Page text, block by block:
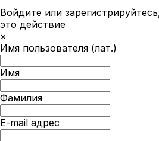
Войдите или
это действие
×
Имя пользователя (лат.)
Имя
Фамилия
E-mail адрес